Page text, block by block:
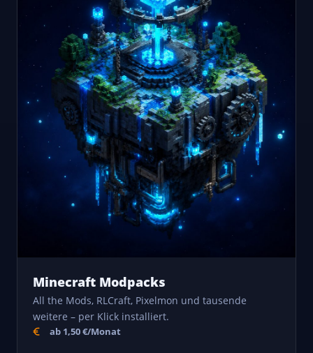
Minecraft Modpacks
All the Mods, RLCraft, Pixelmon und tausende
weitere – per Klick installiert.
ab 1,50 €/Monat